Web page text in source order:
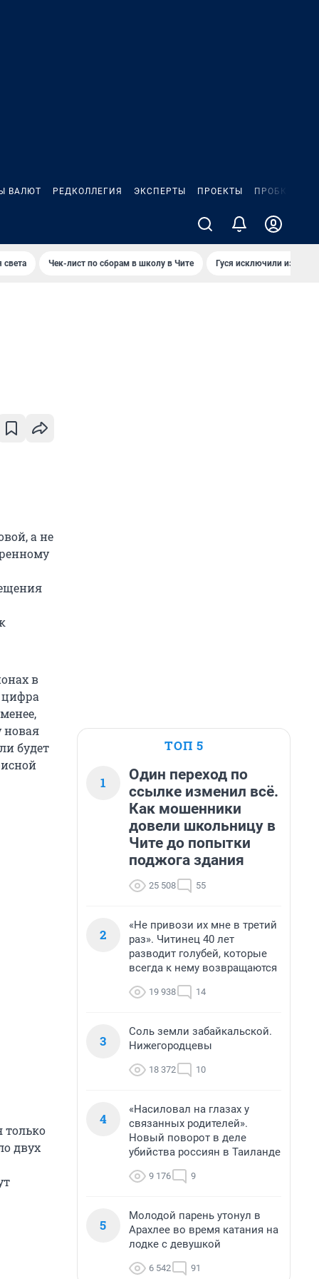
ВАЛЮТ РЕДКОЛЛЕГИЯ ЭКСПЕРТЫ ПРОЕКТЫ ПРОБКИ
света Чек-лист по сборам в школу в Чите Гуся исключили из
а не
в
цифра
новая
будет
только
двух
ТОП 5
1
Один переход по
ссылке изменил всё.
Как мошенники
довели школьницу в
Чите до попытки
поджога здания
25 508 55
2
«Не привози их мне в третий
раз». Читинец 40 лет
разводит голубей, которые
всегда к нему возвращаются
19 938 14
3
Соль земли забайкальской.
Нижегородцевы
18 372 10
4
«Насиловал на глазах у
связанных родителей».
Новый поворот в деле
убийства россиян в Таиланде
9 176 9
5
Молодой парень утонул в
Арахлее во время катания на
лодке с девушкой
6 542 91